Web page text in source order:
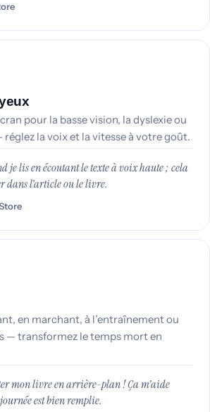
pour la basse vision, la dyslexie ou
la voix et la vitesse à votre goût.
je lis en écoutant le texte à voix haute ; cela
dans l’article ou le livre.
en marchant, à l’entraînement ou
— transformez le temps mort en
mon livre en arrière-plan ! Ça m’aide
est bien remplie.